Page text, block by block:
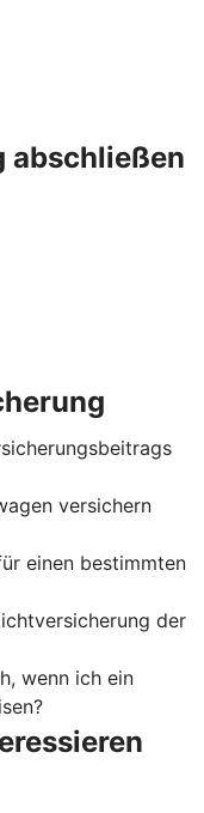
abschließen
versichern
einen bestimmten
der
wenn ich ein